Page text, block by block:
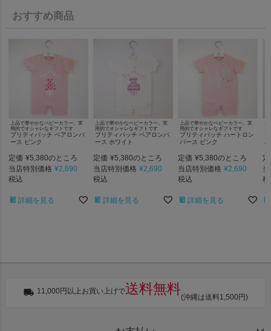
おすすめ商品
上品で華やかなベビーカラー。実
用的でオシャレなギフトです
プリティパッチ ベアロンパ
ース ピンク
定価 ¥5,380のところ
当店特別価格 ¥2,690
税込
詳細を見る
上品で華やかなベビーカラー。実
用的でオシャレなギフトです
プリティパッチ ベアロンパ
ース ホワイト
定価 ¥5,380のところ
当店特別価格 ¥2,690
税込
詳細を見る
上品で華やかなベビーカラー。実
用的でオシャレなギフトです
プリティパッチ ハートロン
パース ピンク
定価 ¥5,380のところ
当店特別価格 ¥2,690
税込
詳細を見る
税
11,000円以上お買い上げで送料無料
(沖縄は送料1,500円)